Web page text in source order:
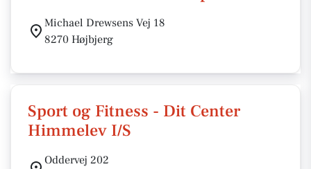
Michael Drewsens Vej 18
8270 Højbjerg
Sport og Fitness - Dit Center
Himmelev I/S
Oddervej 202